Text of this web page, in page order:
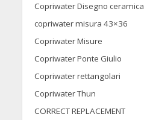
Copriwater Disegno ceramica
copriwater misura 43×36
Copriwater Misure
Copriwater Ponte Giulio
Copriwater rettangolari
Copriwater Thun
CORRECT REPLACEMENT